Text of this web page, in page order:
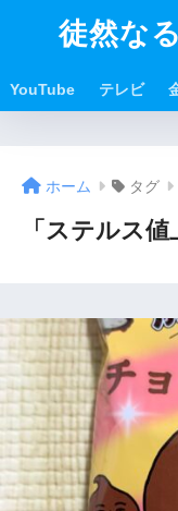
徒然な
YouTube テレビ
ホーム タグ
「ステルス